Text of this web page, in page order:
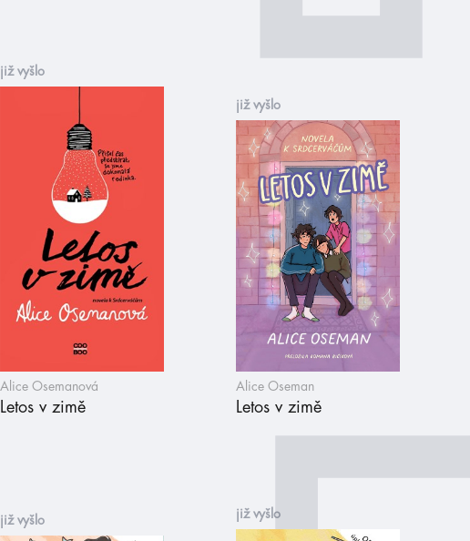
již vyšlo
Alice Osemanová
Letos v zimě
již vyšlo
Alice Oseman
Letos v zimě
již vyšlo již vyšlo